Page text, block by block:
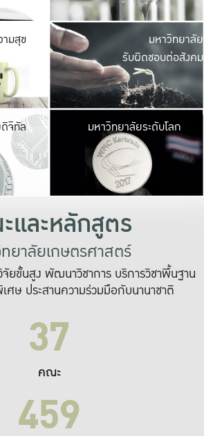
มสุข มหาวิ
ค
เปิดประ
และพบเรื่องราวใ
มหาวิทยาลัย
รับผิดชอบต่อสังคม
จิทัล มหาวิ
เปลี่ยนแปลง แล
เพื่อทำง
ระบบสารสนเทศ
มหาวิทยาลัยระดับโลก
และหลักสูตร
ยาลัยเกษตรศาสตร์
ขั้นสูง พัฒนาวิชาการ บริการวิชาพื้นฐาน
ศษ ประสานความร่วมมือกับนานาชาติ
37
คณะ
459